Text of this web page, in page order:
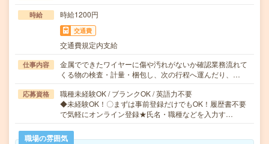
時給 時給1200円
交通費
交通費規定内支給
仕事内容
金属でできたワイヤーに傷や汚れがないか確認業務流れて
くる物の検査・計量・梱包し、次の行程へ運んだり、…
応募資格
職種未経験OK / ブランクOK / 英語力不要
◆未経験OK！〇まずは事前登録だけでもOK！履歴書不要
で気軽にオンライン登録★氏名・職種などを入力す…
職場の雰囲気